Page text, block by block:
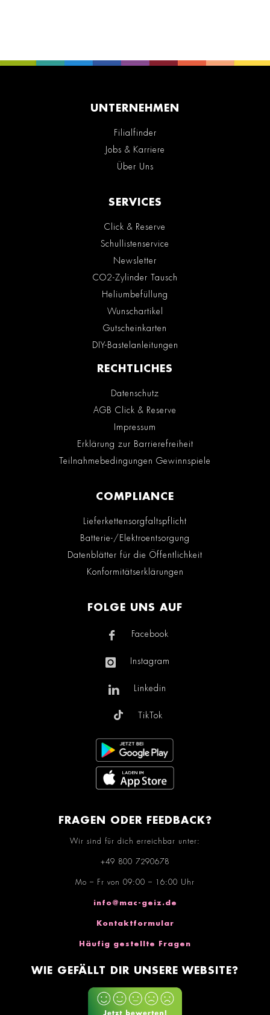
UNTERNEHMEN
Filialfinder
Jobs & Karriere
Über Uns
SERVICES
Click & Reserve
Schullistenservice
Newsletter
CO2-Zylinder Tausch
Heliumbefüllung
Wunschartikel
Gutscheinkarten
DIY-Bastelanleitungen
RECHTLICHES
Datenschutz
AGB Click & Reserve
Impressum
Erklärung zur Barrierefreiheit
Teilnahmebedingungen Gewinnspiele
COMPLIANCE
Lieferkettensorgfaltspflicht
Batterie-/Elektroentsorgung
Datenblätter für die Öffentlichkeit
Konformitätserklärungen
FOLGE UNS AUF
Facebook
Instagram
Linkedin
TikTok
FRAGEN ODER FEEDBACK?
Wir sind für dich erreichbar unter:
+49 800 7290678
Mo – Fr von 09:00 – 16:00 Uhr
info@mac-geiz.de
Kontaktformular
Häufig gestellte Fragen
WIE GEFÄLLT DIR UNSERE WEBSITE?